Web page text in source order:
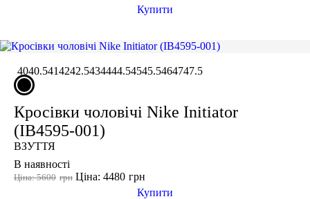
Купити
4040.5414242.5434444.54545.5464747.5
Кросівки чоловічі Nike Initiator
(IB4595-001)
ВЗУТТЯ
В наявності
грн
Ціна: 5600 грн
Ціна: 4480
Купити